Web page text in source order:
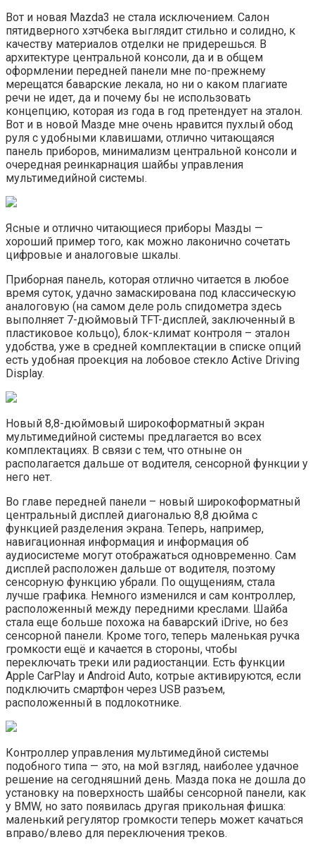
Вот и новая Mazda3 не стала исключением. Салон
пятидверного хэтчбека выглядит стильно и солидно, к
качеству материалов отделки не придерешься. В
архитектуре центральной консоли, да и в общем
оформлении передней панели мне по-прежнему
мерещатся баварские лекала, но ни о каком плагиате
речи не идет, да и почему бы не использовать
концепцию, которая из года в год претендует на эталон.
Вот и в новой Мазде мне очень нравится пухлый обод
руля с удобными клавишами, отлично читающаяся
панель приборов, минимализм центральной консоли и
очередная реинкарнация шайбы управления
мультимедийной системы.
Ясные и отлично читающиеся приборы Мазды —
хороший пример того, как можно лаконично сочетать
цифровые и аналоговые шкалы.
Приборная панель, которая отлично читается в любое
время суток, удачно замаскирована под классическую
аналоговую (на самом деле роль спидометра здесь
выполняет 7-дюймовый TFT-дисплей, заключенный в
пластиковое кольцо), блок-климат контроля – эталон
удобства, уже в средней комплектации в списке опций
есть удобная проекция на лобовое стекло Active Driving
Display.
Новый 8,8-дюймовый широкоформатный экран
мультимедийной системы предлагается во всех
комплектациях. В связи с тем, что отныне он
располагается дальше от водителя, сенсорной функции у
него нет.
Во главе передней панели – новый широкоформатный
центральный дисплей диагональю 8,8 дюйма с
функцией разделения экрана. Теперь, например,
навигационная информация и информация об
аудиосистеме могут отображаться одновременно. Сам
дисплей расположен дальше от водителя, поэтому
сенсорную функцию убрали. По ощущениям, стала
лучше графика. Немного изменился и сам контроллер,
расположенный между передними креслами. Шайба
стала еще больше похожа на баварский iDrive, но без
сенсорной панели. Кроме того, теперь маленькая ручка
громкости ещё и качается в стороны, чтобы
переключать треки или радиостанции. Есть функции
Apple CarPlay и Android Auto, котрые активируются, если
подключить смартфон через USB разъем,
расположенный в подлокотнике.
Контроллер управления мультимедйной системы
подобного типа — это, на мой взгляд, наиболее удачное
решение на сегодняшний день. Мазда пока не дошла до
установку на поверхность шайбы сенсорной панели, как
у BMW, но зато появилась другая прикольная фишка:
маленький регулятор громкости теперь может качаться
вправо/влево для переключения треков.